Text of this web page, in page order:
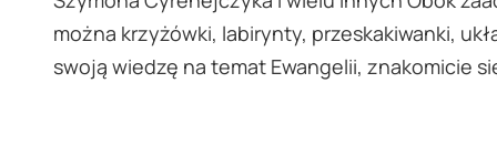
można krzyżówki, labirynty, przeskakiwanki,
swoją wiedzę na temat Ewangelii, znakomicie